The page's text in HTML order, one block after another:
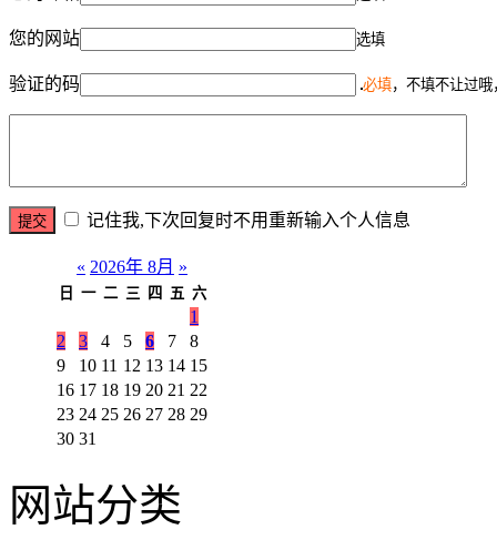
您的网站 选填
验证的码 必填，不填不让过
记住我,下次回复时不用重新输入个人信息
« 2026年 8月 »
日 一 二 三 四 五 六
1
2
3 4 5 6 7
8
9
10 11 12 13 14 15
16 17 18 19 20 21 22
23 24 25 26 27 28 29
30 31
网站分类